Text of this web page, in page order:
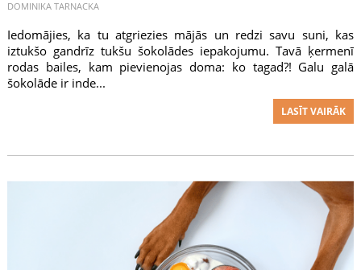
DOMINIKA TARNACKA
Iedomājies, ka tu atgriezies mājās un redzi savu suni, kas
iztukšo gandrīz tukšu šokolādes iepakojumu. Tavā ķermenī
rodas bailes, kam pievienojas doma: ko tagad?! Galu galā
šokolāde ir inde...
LASĪT VAIRĀK